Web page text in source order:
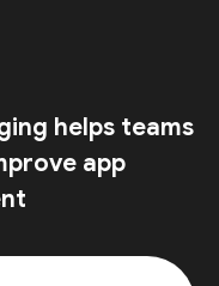
helps teams
app